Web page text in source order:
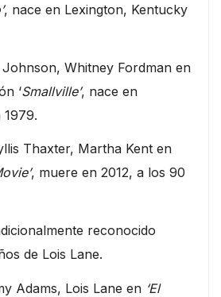
, nace en Lexington, Kentucky
Johnson, Whitney Fordman en
‘Smallville’, nace en
Thaxter, Martha Kent en
, muere en 2012, a los 90
reconocido
de Lois Lane.
Adams, Lois Lane en ‘El